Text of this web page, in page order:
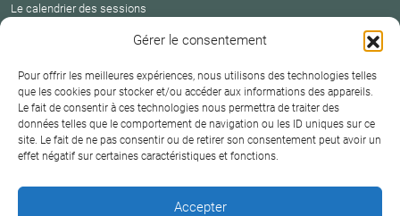
Gérer le consentement
Pour offrir les meilleures expériences, nous utilisons des technologies telles
que les cookies pour stocker et/ou accéder aux informations des appareils.
Le fait de consentir à ces technologies nous permettra de traiter des
données telles que le comportement de navigation ou les ID uniques sur ce
site. Le fait de ne pas consentir ou de retirer son consentement peut avoir un
effet négatif sur certaines caractéristiques et fonctions.
Accepter
Le calendrier des sessions
Mentions
légales
Conditions
générales de
vente
Plan
du site
Contact
Protection
des données